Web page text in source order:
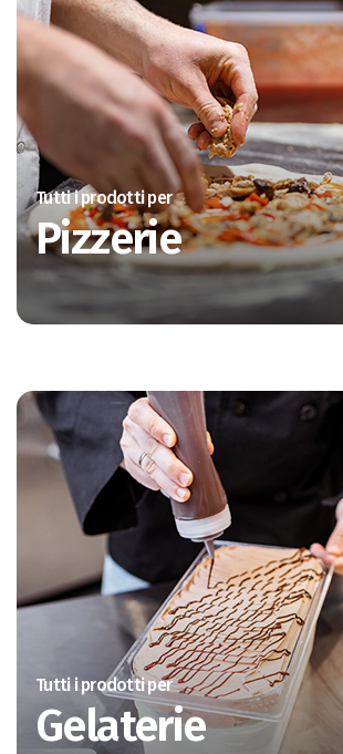
Tutti i prodotti per
Pizzerie
Tutti i prodotti per
Gelaterie